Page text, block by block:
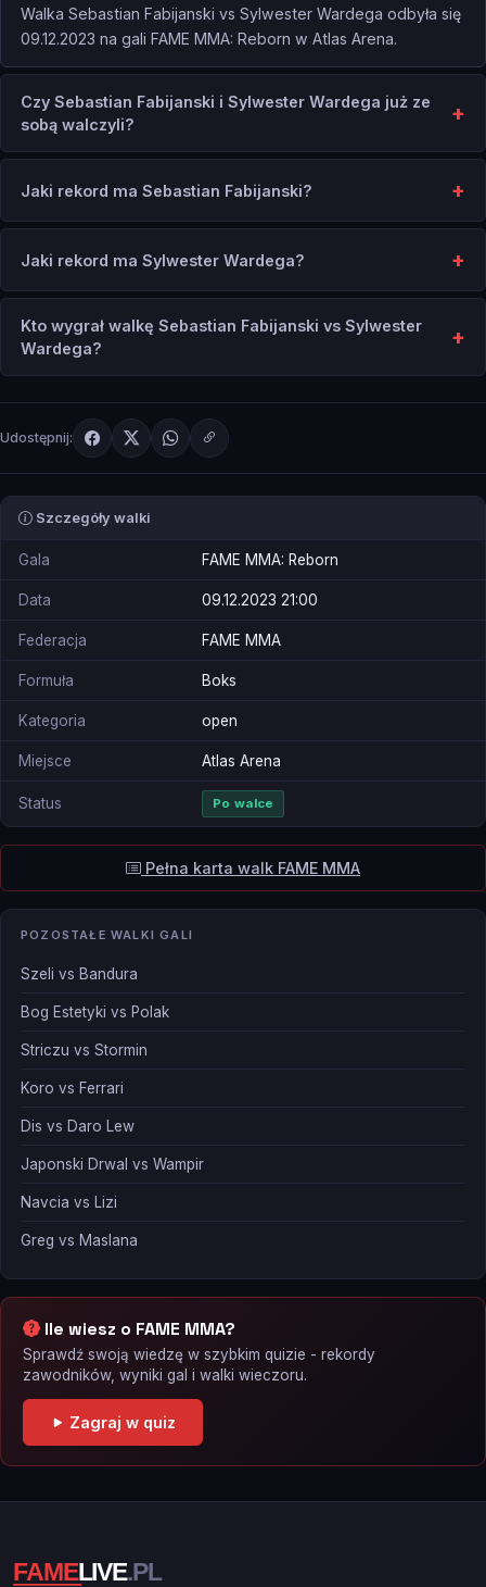
Walka Sebastian Fabijanski vs Sylwester Wardega odbyła się
09.12.2023 na gali FAME MMA: Reborn w Atlas Arena.
Czy Sebastian Fabijanski i Sylwester Wardega już ze
sobą walczyli?
Jaki rekord ma Sebastian Fabijanski?
Jaki rekord ma Sylwester Wardega?
Kto wygrał walkę Sebastian Fabijanski vs Sylwester
Wardega?
Udostępnij:
Szczegóły walki
Gala FAME MMA: Reborn
Data 09.12.2023 21:00
Federacja FAME MMA
Formuła Boks
Kategoria open
Miejsce Atlas Arena
Status Po walce
Pełna karta walk FAME MMA
POZOSTAŁE WALKI GALI
Szeli vs Bandura
Bog Estetyki vs Polak
Striczu vs Stormin
Koro vs Ferrari
Dis vs Daro Lew
Japonski Drwal vs Wampir
Navcia vs Lizi
Greg vs Maslana
Ile wiesz o FAME MMA?
Sprawdź swoją wiedzę w szybkim quizie - rekordy
zawodników, wyniki gal i walki wieczoru.
Zagraj w quiz